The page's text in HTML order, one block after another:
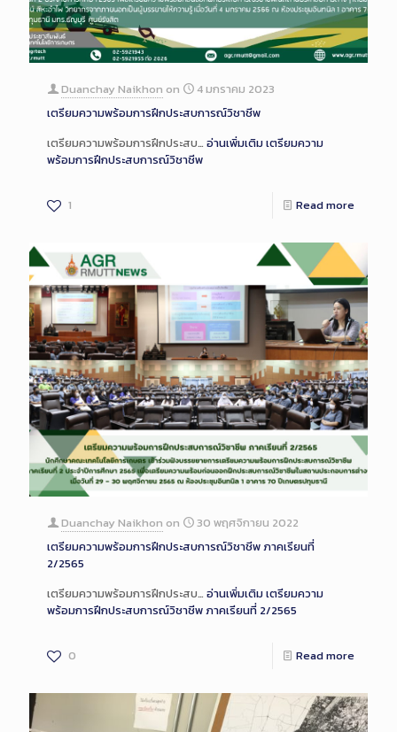
Duanchay Naikhon on
4 มกราคม 2023
เตรียมความพร้อมการฝึกประสบการณ์วิชาชีพ
เตรียมความพร้อมการฝึกประสบ… อ่านเพิ่มเติมเตรียมความ
พร้อมการฝึกประสบการณ์วิชาชีพ
1 Read more
Duanchay Naikhon on
30 พฤศจิกายน 2022
เตรียมความพร้อมการฝึกประสบการณ์วิชาชีพ ภาคเรียนที่
2/2565
เตรียมความพร้อมการฝึกประสบ… อ่านเพิ่มเติมเตรียมความ
พร้อมการฝึกประสบการณ์วิชาชีพ ภาคเรียนที่ 2/2565
0 Read more